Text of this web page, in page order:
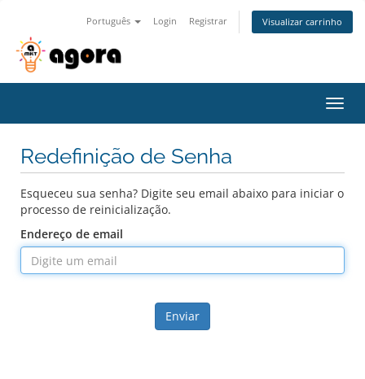
Português Login Registrar Visualizar carrinho
Redefinição de Senha
Esqueceu sua senha? Digite seu email abaixo para iniciar o
processo de reinicialização.
Endereço de email
Enviar